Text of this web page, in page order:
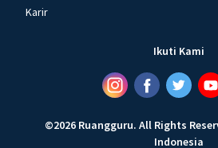
Karir
Ikuti Kami
©2026 Ruangguru. All Rights
Indonesia